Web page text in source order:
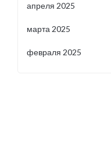
апреля 2025
марта 2025
февраля 2025